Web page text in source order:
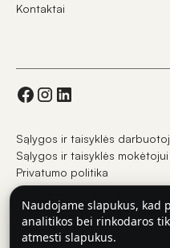
Kontaktai
Sąlygos ir taisyklės
Sąlygos ir taisyklės mokėtojui
Privatumo politika
© UAB GlobalTips Europa 2025
GlobalTips yra UAB GlobalTips
Naudojame slapukus,
analitikos bei rinkodaros
atmesti slapukus.